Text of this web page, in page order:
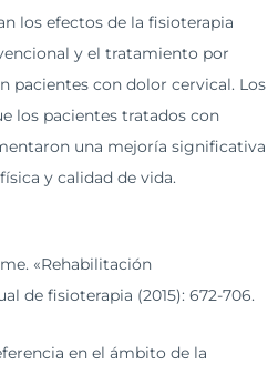
los efectos de la fisioterapia
y el tratamiento por
pacientes con dolor cervical. Los
los pacientes tratados con
una mejoría significativa
y calidad de vida.
«Rehabilitación
de fisioterapia (2015): 672-706.
en el ámbito de la